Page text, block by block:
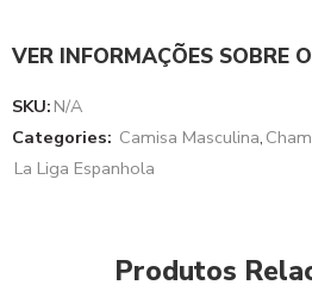
VER INFORMAÇÕES SOBRE
SKU: N/A
Categories: Camisa Masculina,
La Liga Espanhola
Produtos